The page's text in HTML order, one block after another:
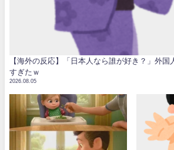
【海外の反応】「日本人なら誰が好き？」外
すぎたｗ
2026.08.05